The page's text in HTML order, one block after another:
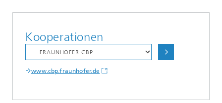
Kooperationen
www.cbp.fraunhofer.de